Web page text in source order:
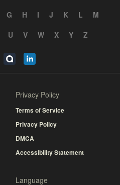
G H I J K L
M
U V W X Y Z
Privacy Policy
Terms of Service
Privacy Policy
DMCA
Accessibility Statement
Language